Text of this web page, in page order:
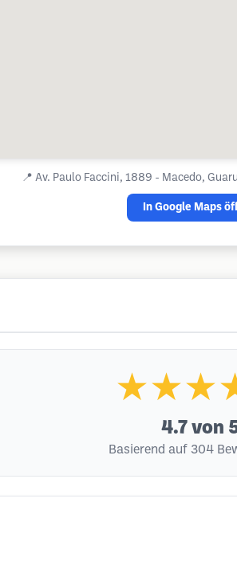
📍 Av. Paulo Faccini, 1889 - Macedo,
In Google Maps
4.7 von
Basierend auf 304